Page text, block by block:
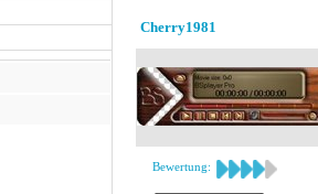
Cherry1981
Bewertung: